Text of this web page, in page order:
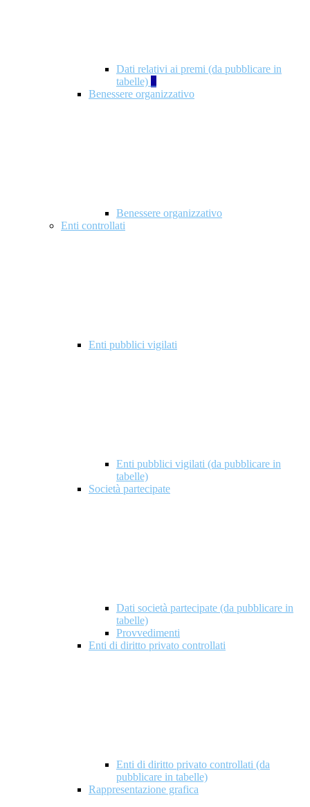
Dati relativi ai premi (da pubblicare in
tabelle) 5
Benessere organizzativo
Benessere organizzativo
Enti controllati
Enti pubblici vigilati
Enti pubblici vigilati (da pubblicare in
tabelle)
Società partecipate
Dati società partecipate (da pubblicare in
tabelle)
Provvedimenti
Enti di diritto privato controllati
Enti di diritto privato controllati (da
pubblicare in tabelle)
Rappresentazione grafica